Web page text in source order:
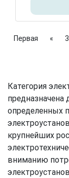
Первая « 3
Категория
предназначена
определенных
крупнейших
вниманию